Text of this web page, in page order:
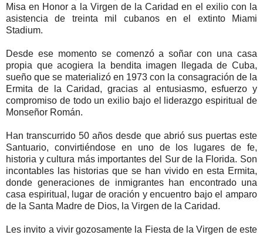
Misa en Honor a la Virgen de la Caridad en el exilio con la
asistencia de treinta mil cubanos en el extinto Miami
Stadium.
Desde ese momento se comenzó a soñar con una casa
propia que acogiera la bendita imagen llegada de Cuba,
sueño que se materializó en 1973 con la consagración de la
Ermita de la Caridad, gracias al entusiasmo, esfuerzo y
compromiso de todo un exilio bajo el liderazgo espiritual de
Monseñor Román.
Han transcurrido 50 años desde que abrió sus puertas este
Santuario, convirtiéndose en uno de los lugares de fe,
historia y cultura más importantes del Sur de la Florida. Son
incontables las historias que se han vivido en esta Ermita,
donde generaciones de inmigrantes han encontrado una
casa espiritual, lugar de oración y encuentro bajo el amparo
de la Santa Madre de Dios, la Virgen de la Caridad.
Les invito a vivir gozosamente la Fiesta de la Virgen de este